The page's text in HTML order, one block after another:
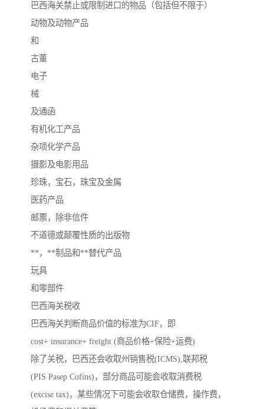
巴西海关禁止或限制进口的物品（包括但不限于）
动物及动物产品
和
古董
电子
械
及通函
有机化工产品
杂项化学产品
摄影及电影用品
珍珠，宝石，珠宝及金属
医药产品
邮票，除非信件
不道德或颠覆性质的出版物
**，**制品和**替代产品
玩具
和零部件
巴西海关税收
巴西海关判断商品价值的标准为CIF，即
cost+ insurance+ freight (商品价格+保险+运费)
除了关税，巴西还会收取州销售税(ICMS),联邦税
(PIS Pasep Cofins)，部分商品可能会收取消费税
(excise tax)，某些情况下可能会收取仓储费，操作费，